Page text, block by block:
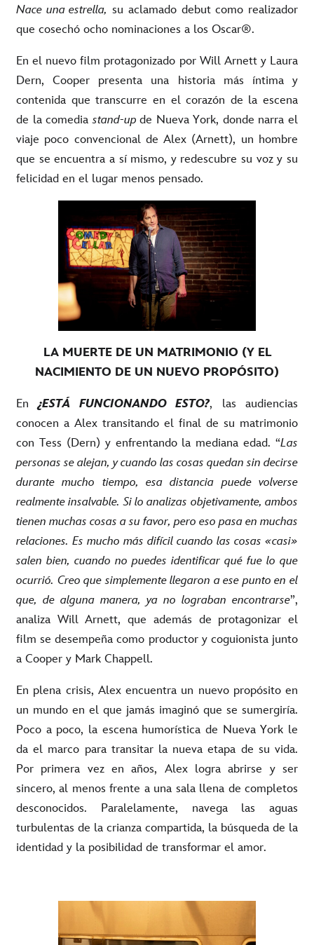
Nace una estrella, su aclamado debut como realizador
que cosechó ocho nominaciones a los Oscar®.
En el nuevo film protagonizado por Will Arnett y Laura
Dern, Cooper presenta una historia más íntima y
contenida que transcurre en el corazón de la escena
de la comediastand-upde Nueva York, donde narra el
viaje poco convencional de Alex (Arnett), un hombre
que se encuentra a sí mismo, y redescubre su voz y su
felicidad en el lugar menos pensado.
LA MUERTE DE UN MATRIMONIO (Y EL
NACIMIENTO DE UN NUEVO PROPÓSITO)
En¿ESTÁ FUNCIONANDO ESTO?, las audiencias
conocen a Alex transitando el final de su matrimonio
con Tess (Dern) y enfrentando la mediana edad. “Las
personas se alejan, y cuando las cosas quedan sin decirse
durante mucho tiempo, esa distancia puede volverse
realmente insalvable. Si lo analizas objetivamente, ambos
tienen muchas cosas a su favor, pero eso pasa en muchas
relaciones. Es mucho más difícil cuando las cosas «casi»
salen bien, cuando no puedes identificar qué fue lo que
ocurrió. Creo que simplemente llegaron a ese punto en el
que, de alguna manera, ya no lograban encontrarse”,
analiza Will Arnett, que además de protagonizar el
film se desempeña como productor y coguionista junto
a Cooper y Mark Chappell.
En plena crisis, Alex encuentra un nuevo propósito en
un mundo en el que jamás imaginó que se sumergiría.
Poco a poco, la escena humorística de Nueva York le
da el marco para transitar la nueva etapa de su vida.
Por primera vez en años, Alex logra abrirse y ser
sincero, al menos frente a una sala llena de completos
desconocidos. Paralelamente, navega las aguas
turbulentas de la crianza compartida, la búsqueda de la
identidad y la posibilidad de transformar el amor.